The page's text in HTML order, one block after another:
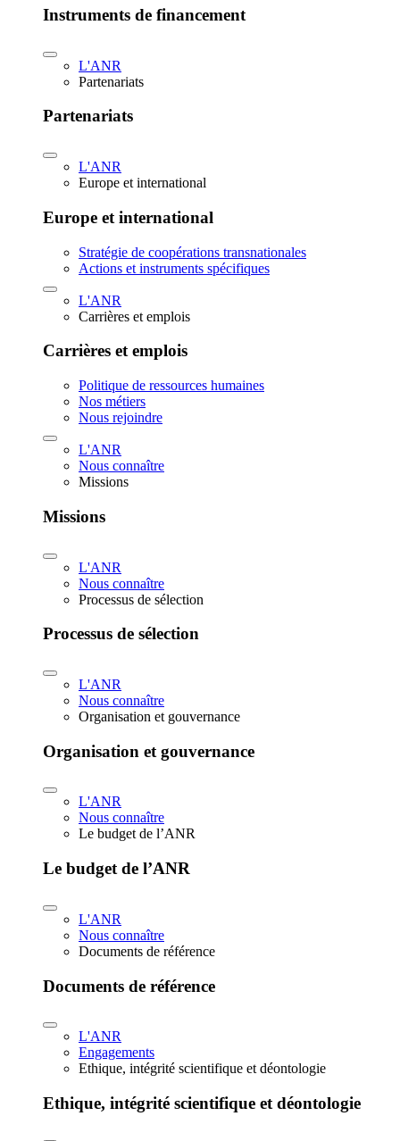
Instruments de financement
L'ANR
Partenariats
Partenariats
L'ANR
Europe et international
Europe et international
Stratégie de coopérations transnationales
Actions et instruments spécifiques
L'ANR
Carrières et emplois
Carrières et emplois
Politique de ressources humaines
Nos métiers
Nous rejoindre
L'ANR
Nous connaître
Missions
Missions
L'ANR
Nous connaître
Processus de sélection
Processus de sélection
L'ANR
Nous connaître
Organisation et gouvernance
Organisation et gouvernance
L'ANR
Nous connaître
Le budget de l’ANR
Le budget de l’ANR
L'ANR
Nous connaître
Documents de référence
Documents de référence
L'ANR
Engagements
Ethique, intégrité scientifique et déontologie
Ethique, intégrité scientifique et déontologie